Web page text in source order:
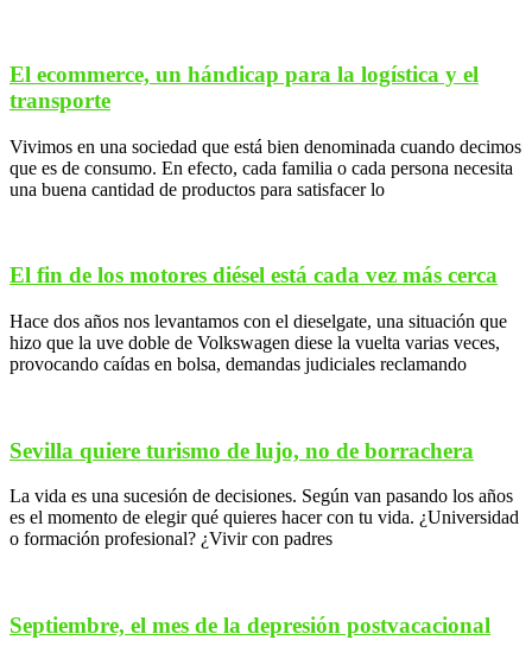
El ecommerce, un hándicap para la logística y el
transporte
Vivimos en una sociedad que está bien denominada cuando decimos
que es de consumo. En efecto, cada familia o cada persona necesita
una buena cantidad de productos para satisfacer lo
El fin de los motores diésel está cada vez más cerca
Hace dos años nos levantamos con el dieselgate, una situación que
hizo que la uve doble de Volkswagen diese la vuelta varias veces,
provocando caídas en bolsa, demandas judiciales reclamando
Sevilla quiere turismo de lujo, no de borrachera
La vida es una sucesión de decisiones. Según van pasando los años
es el momento de elegir qué quieres hacer con tu vida. ¿Universidad
o formación profesional? ¿Vivir con padres
Septiembre, el mes de la depresión postvacacional